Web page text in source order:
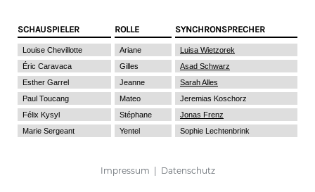
SCHAUSPIELER ROLLE SYNCHRONSPRECHER
Louise Chevillotte Ariane
Luisa Wietzorek
Éric Caravaca
Gilles
Asad Schwarz
Esther Garrel
Jeanne
Sarah Alles
Paul Toucang
Mateo
Jeremias Koschorz
Félix Kysyl
Stéphane
Jonas Frenz
Marie Sergeant
Yentel Sophie Lechtenbrink
Impressum Datenschutz